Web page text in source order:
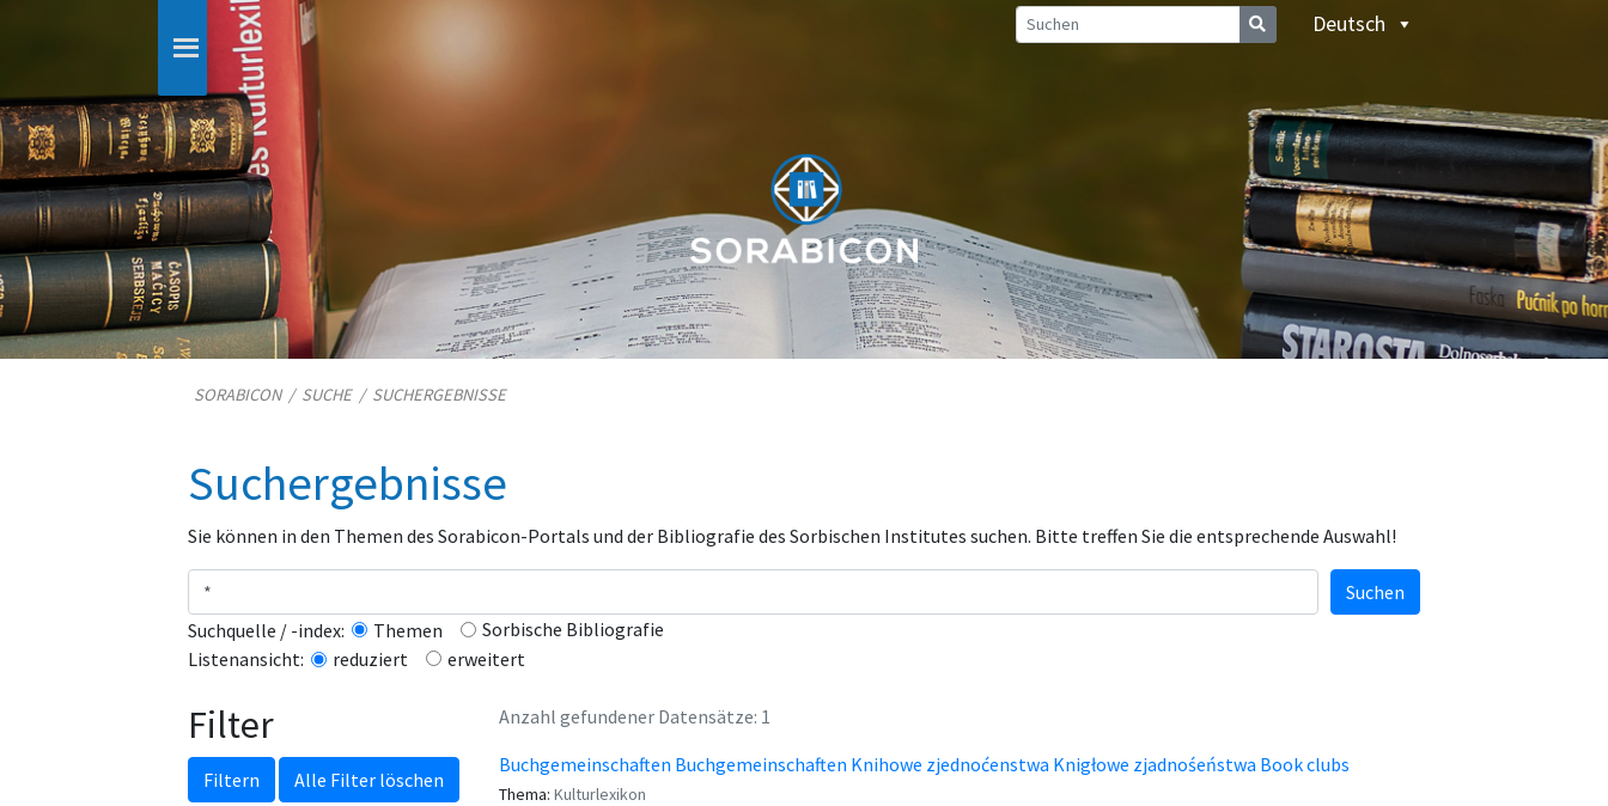
Deutsch
SORABICON/ SUCHE/ SUCHERGEBNISSE
Suchergebnisse
Sie können in den Themen des Sorabicon-Portals und der Bibliografie des Sorbischen Institutes suchen. Bitte treffen Sie die entsprechende Auswahl!
Suchquelle / -index: Themen
Sorbische Bibliografie
Listenansicht:
reduziert erweitert
Suchen
Filter
Filtern Alle Filter löschen
Anzahl gefundener Datensätze: 1
Buchgemeinschaften Buchgemeinschaften Knihowe zjednoćenstwa Knigłowe zjadnośeństwa Book clubs
Thema: Kulturlexikon